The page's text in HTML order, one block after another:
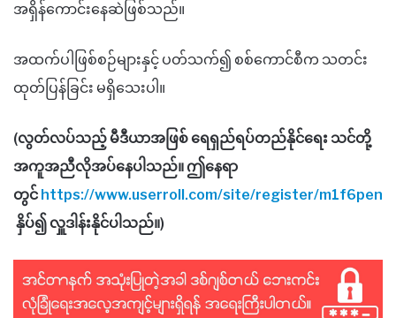
အရှိန်ကောင်းနေဆဲဖြစ်သည်။
အထက်ပါဖြစ်စဉ်များနှင့် ပတ်သက်၍ စစ်ကောင်စီက သတင်း
ထုတ်ပြန်ခြင်း မရှိသေးပါ။
(လွတ်လပ်သည့် မီဒီယာအဖြစ် ရေရှည်ရပ်တည်နိုင်ရေး သင်တို့
အကူအညီလိုအပ်နေပါသည်။ ဤနေရာ
တွင် https://www.userroll.com/site/register/m1f6pen
နှိပ်၍ လှူဒါန်းနိုင်ပါသည်။)